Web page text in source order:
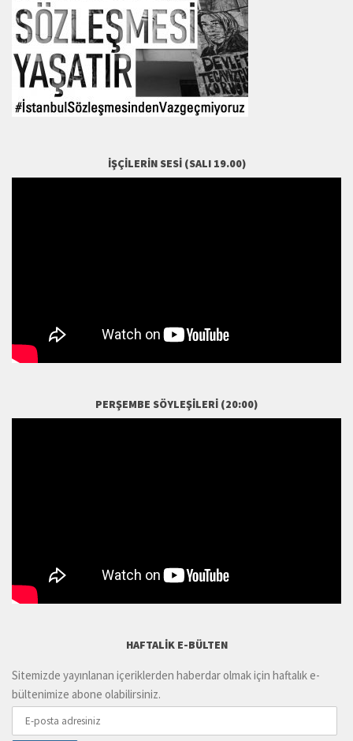
İŞÇILERIN SESI (SALI 19.00)
PERŞEMBE SÖYLEŞILERI (20:00)
HAFTALIK E-BÜLTEN
Sitemizde yayınlanan içeriklerden haberdar olmak için haftalık e-
bültenimize abone olabilirsiniz.